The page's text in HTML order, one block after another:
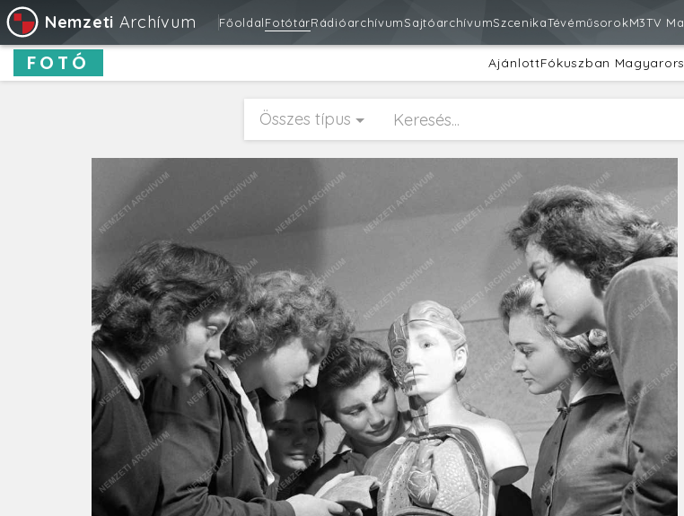
Nemzeti Archívum FőoldalFotótárRádióarchívumSajtóarchívumSzcenikaTévéműsorokM3TV
FOTÓ AjánlottFókuszban
Összes típus